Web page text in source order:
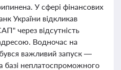
У сфері фінансових
України відкликав
через відсутність
Водночас на
важливий запуск —
неплатоспроможного